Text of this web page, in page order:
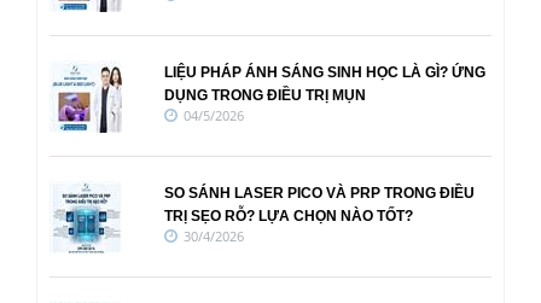
LIỆU PHÁP ÁNH SÁNG SINH HỌC LÀ GÌ? ỨNG
DỤNG TRONG ĐIỀU TRỊ MỤN
04/5/2026
SO SÁNH LASER PICO VÀ PRP TRONG ĐIỀU
TRỊ SẸO RỖ? LỰA CHỌN NÀO TỐT?
30/4/2026